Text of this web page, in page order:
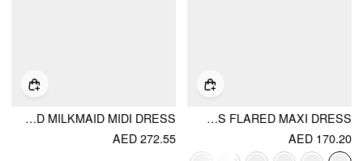
JACQUARD FLORAL HALTER NECKLINE BACKLESS FLARED MAXI DRESS
AED 170.20
SATIN HALTER NECKLINE BOWKNOT LACE TRIM DRAPED MILKMAID MIDI DRESS
AED 272.55